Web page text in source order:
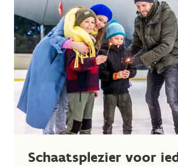
Schaatsplezier voor